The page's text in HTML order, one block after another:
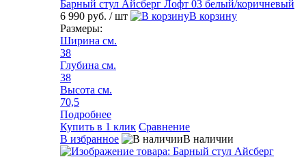
Барный стул Айсберг Лофт 03 белый/коричневый
6 990 руб. / шт
В корзину
Размеры:
Ширина см.
38
Глубина см.
38
Высота см.
70,5
Подробнее
Купить в 1 клик Сравнение
В избранное
В наличии